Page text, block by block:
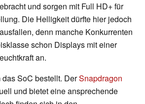
und sorgen mit Full HD+ für
Die Helligkeit dürfte hier jedoch
denn manche Konkurrenten
schon Displays mit einer
an.
SoC bestellt. DerSnapdragon
und bietet eine ansprechende